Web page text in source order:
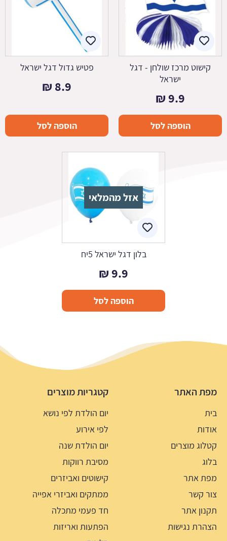
קישוט מרכז שולחן - דגל
ישראל
9.9
₪
הוספה לסל
פטיש גדול דגל ישראל
8.9
₪
הוספה לסל
אזל מהמלאי
בלון דגל ישראל 5יח
9.9
₪
הוספה לסל
מפת האתר
בית
אודות
קטלוג מוצרים
בלוג
מפת אתר
צור קשר
תקנון אתר
הצהרת נגישות
קטגריות מוצרים
יום הולדת לפי נושא
לפי אירוע
יום הולדת שנה
מסיבת רווקות
קישוטים ואביזרים
ממתקים ואביזרי אפייה
חד פעמי מתכלה
הפתעות ואריזות